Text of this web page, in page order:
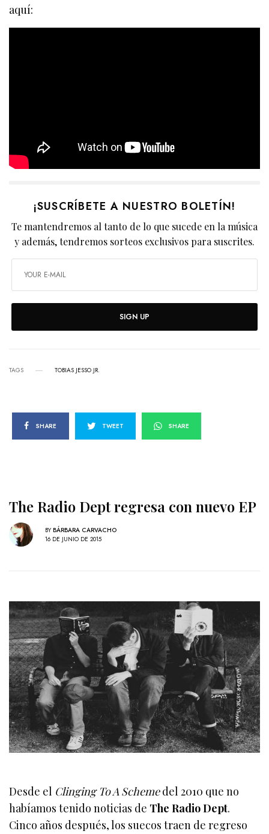
aquí:
¡SUSCRÍBETE A NUESTRO BOLETÍN!
Te mantendremos al tanto de lo que sucede en la música
y además, tendremos sorteos exclusivos para suscrites.
SIGN UP
TAGS TOBIAS JESSO JR.
SHARE TWEET SHARE
The Radio Dept regresa con nuevo EP
BY BÁRBARA CARVACHO
16 DE JUNIO DE 2015
Desde el Clinging To A Schemedel 2010 que no
habíamos tenido noticias de The Radio Dept.
Cinco años después, los suecos traen de regreso